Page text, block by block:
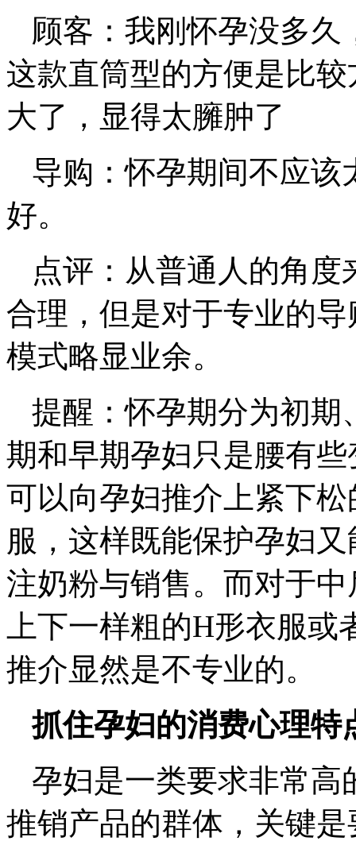
顾客：我刚怀孕没多
这款直筒型的方便是比
大了，显得太臃肿了
导购：怀孕期间不应该
好。
点评：从普通人的角
合理，但是对于专业的
模式略显业余。
提醒：怀孕期分为初期
期和早期孕妇只是腰有
可以向孕妇推介上紧下
服，这样既能保护孕妇
注奶粉与销售。而对于
上下一样粗的H形衣服
推介显然是不专业的。
抓住孕妇的消费心理特
孕妇是一类要求非常高
推销产品的群体，关键